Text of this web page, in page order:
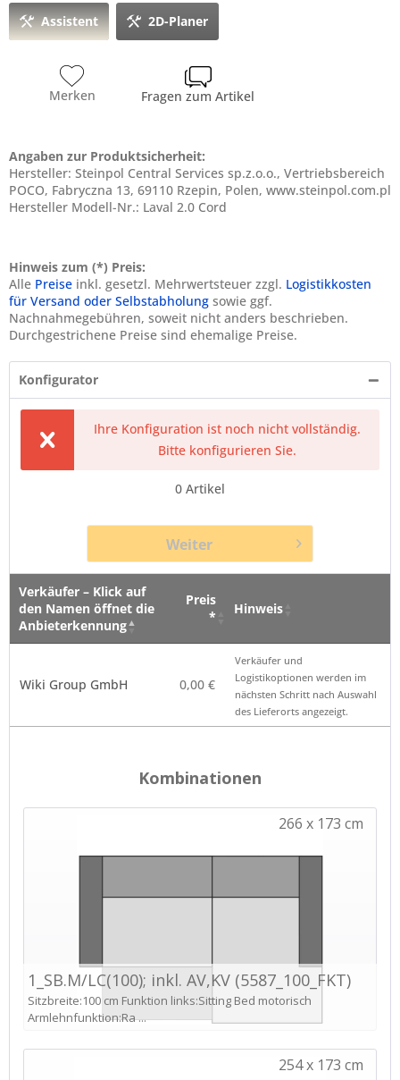
Assistent 2D-Planer
Merken Fragen zum Artikel
Angaben zur Produktsicherheit:
Hersteller: Steinpol Central Services sp.z.o.o., Vertriebsbereich
POCO, Fabryczna 13, 69110 Rzepin, Polen, www.steinpol.com.pl
Hersteller Modell-Nr.: Laval 2.0 Cord
Hinweis zum (*) Preis:
Alle Preise inkl. gesetzl. Mehrwertsteuer zzgl. Logistikkosten
für Versand oder Selbstabholung sowie ggf.
Nachnahmegebühren, soweit nicht anders beschrieben.
Durchgestrichene Preise sind ehemalige Preise.
Konfigurator
Ihre Konfiguration ist noch nicht vollständig.
Bitte konfigurieren Sie.
0 Artikel
Weiter
Verkäufer – Klick auf
den Namen öffnet die
Anbieterkennung
Preis
*
Hinweis
Anbieterkennung
Wiki Group GmbH
0,00 €
Verkäufer und
Logistikoptionen werden im
nächsten Schritt nach Auswahl
des Lieferorts angezeigt.